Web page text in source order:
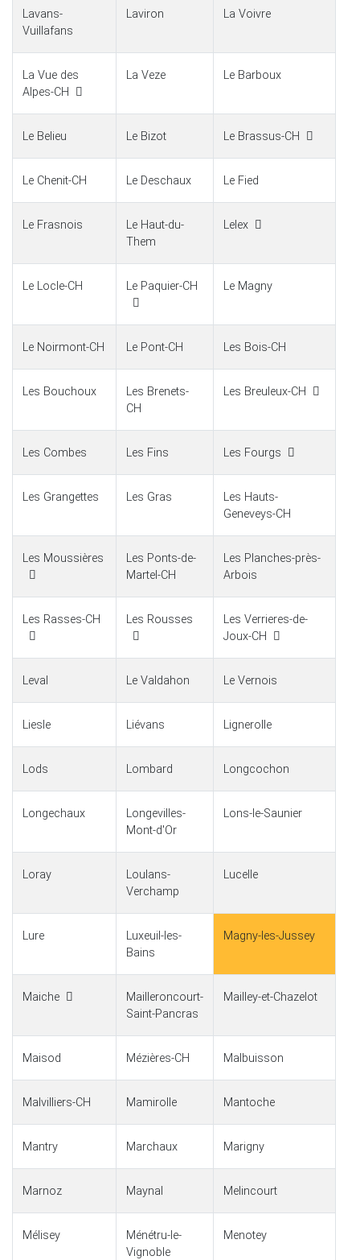
Lavans-
Vuillafans
Laviron La Voivre
La Vue des
Alpes-CH
La Veze Le Barboux
Le Belieu Le Bizot Le Brassus-CH
Le Chenit-CH Le Deschaux Le Fied
Le Frasnois
Le Haut-du-
Them
Lelex
Le Locle-CH Le Paquier-CH Le Magny
Le Noirmont-CH Le Pont-CH Les Bois-CH
Les Bouchoux
Les Brenets-
CH
Les Breuleux-CH
Les Combes Les Fins Les Fourgs
Les Grangettes Les Gras
Les Hauts-
Geneveys-CH
Les Moussières
Les Ponts-de-
Martel-CH
Les Planches-près-
Arbois
Les Rasses-CH Les Rousses
Les Verrieres-de-
Joux-CH
Leval Le Valdahon Le Vernois
Liesle Liévans Lignerolle
Lods Lombard Longcochon
Longechaux
Longevilles-
Mont-d'Or
Lons-le-Saunier
Loray
Loulans-
Verchamp
Lucelle
Lure
Luxeuil-les-
Bains
Magny-les-Jussey
Maiche
Mailleroncourt-
Saint-Pancras
Mailley-et-Chazelot
Maisod Mézières-CH Malbuisson
Malvilliers-CH Mamirolle Mantoche
Mantry Marchaux Marigny
Marnoz Maynal Melincourt
Mélisey
Ménétru-le-
Vignoble
Menotey